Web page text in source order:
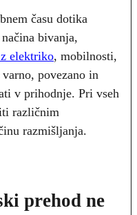
času dotika
bivanja,
elektriko, mobilnosti,
povezano in
v prihodnje. Pri vseh
različnim
razmišljanja.
prehod ne